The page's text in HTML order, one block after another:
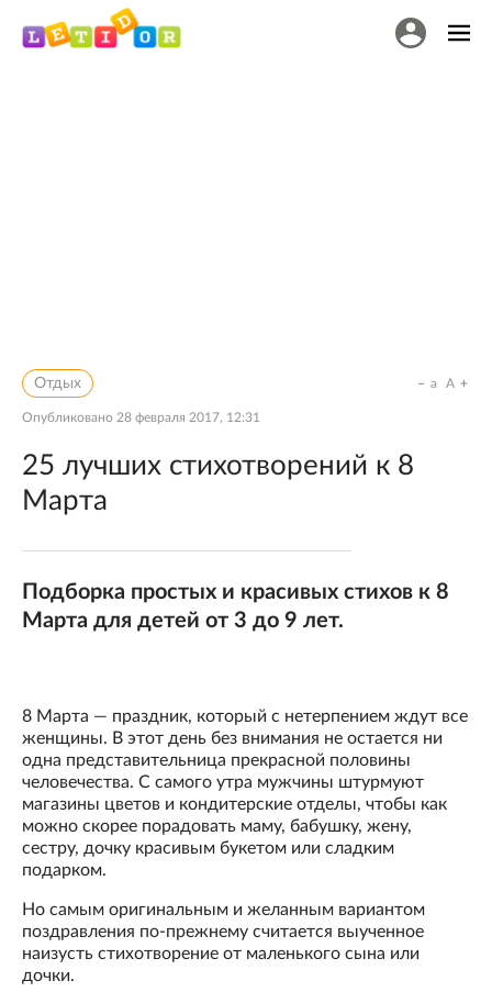
Отдых
Опубликовано 28 февраля 2017, 12:31
a A
25 лучших стихотворений к 8
Марта
Подборка простых и красивых стихов к 8
Марта для детей от 3 до 9 лет.
8 Марта — праздник, который с нетерпением ждут все
женщины. В этот день без внимания не остается ни
одна представительница прекрасной половины
человечества. С самого утра мужчины штурмуют
магазины цветов и кондитерские отделы, чтобы как
можно скорее порадовать маму, бабушку, жену,
сестру, дочку красивым букетом или сладким
подарком.
Но самым оригинальным и желанным вариантом
поздравления по-прежнему считается выученное
наизусть стихотворение от маленького сына или
дочки.